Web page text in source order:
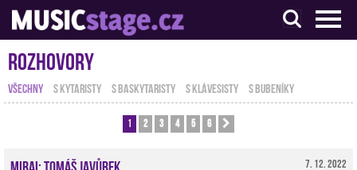
S muzikanty pro muzikanty
Rozhovory
VŠECHNY S KYTARISTY S BASKYTARISTY S KLÁVESISTY S BUBENÍKY
1 2 3 4 5 6
7. 12. 2022
Mirai: Tomáš Javůrek